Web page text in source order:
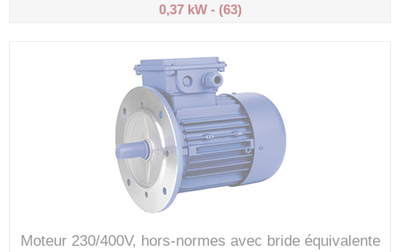
0,37 kW - (63)
Moteur 230/400V, hors-normes avec bride équivalente